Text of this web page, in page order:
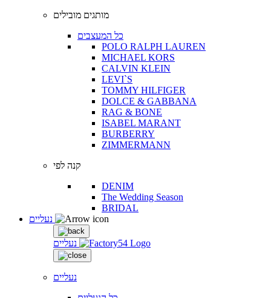
מותגים מובילים
כל המעצבים
POLO RALPH LAUREN
MICHAEL KORS
CALVIN KLEIN
LEVI`S
TOMMY HILFIGER
DOLCE & GABBANA
RAG & BONE
ISABEL MARANT
BURBERRY
ZIMMERMANN
קנה לפי
DENIM
The Wedding Season
BRIDAL
נעליים
נעליים